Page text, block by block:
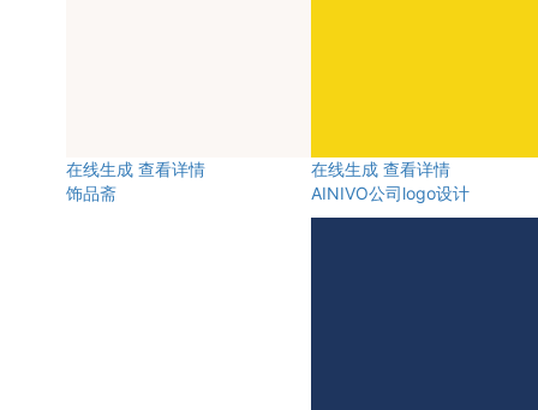
在线生成 查看详情
饰品斋
在线生成 查看详情
AINIVO公司logo设计